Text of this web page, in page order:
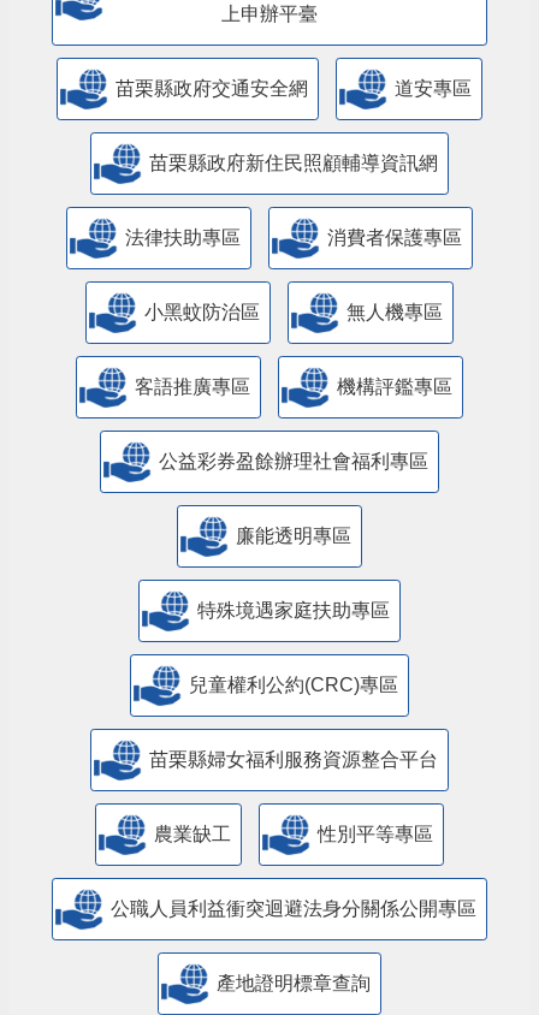
上申辦平臺
苗栗縣政府交通安全網 道安專區
苗栗縣政府新住民照顧輔導資訊網
法律扶助專區 消費者保護專區
小黑蚊防治區 無人機專區
客語推廣專區 機構評鑑專區
公益彩券盈餘辦理社會福利專區
廉能透明專區
特殊境遇家庭扶助專區
兒童權利公約(CRC)專區
苗栗縣婦女福利服務資源整合平台
農業缺工 性別平等專區
公職人員利益衝突迴避法身分關係公開專區
產地證明標章查詢